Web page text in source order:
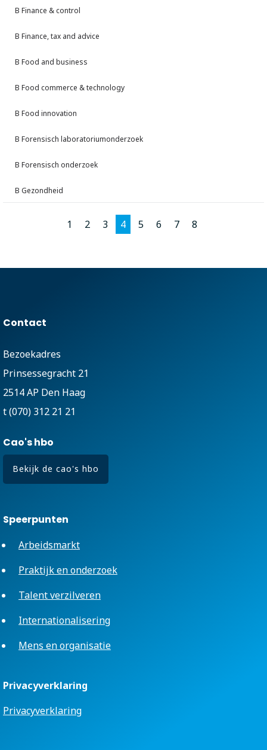
B Finance & control
B Finance, tax and advice
B Food and business
B Food commerce & technology
B Food innovation
B Forensisch laboratoriumonderzoek
B Forensisch onderzoek
B Gezondheid
1 2 3 4 5 6 7 8
Contact
Bezoekadres
Prinsessegracht 21
2514 AP Den Haag
t (070) 312 21 21
Cao's hbo
Bekijk de cao's hbo
Speerpunten
Arbeidsmarkt
Praktijk en onderzoek
Talent verzilveren
Internationalisering
Mens en organisatie
Privacyverklaring
Privacyverklaring